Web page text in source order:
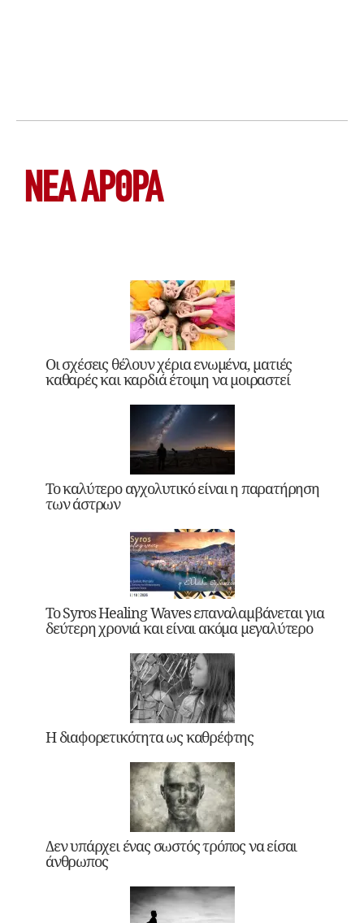
ΝΕΑ ΆΡΘΡΑ
Οι σχέσεις θέλουν χέρια ενωμένα, ματιές
καθαρές και καρδιά έτοιμη να μοιραστεί
Το καλύτερο αγχολυτικό είναι η παρατήρηση
των άστρων
Το Syros Healing Waves επαναλαμβάνεται για
δεύτερη χρονιά και είναι ακόμα μεγαλύτερο
Η διαφορετικότητα ως καθρέφτης
Δεν υπάρχει ένας σωστός τρόπος να είσαι
άνθρωπος